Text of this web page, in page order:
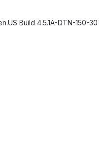
Build 4.5.1A-DTN-150-30